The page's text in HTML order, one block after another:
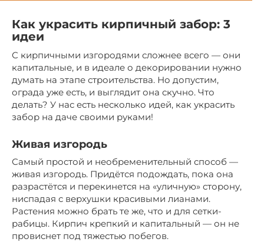
Как украсить кирпичный забор: 3
идеи
С кирпичными изгородями сложнее всего — они
капитальные, и в идеале о декорировании нужно
думать на этапе строительства. Но допустим,
ограда уже есть, и выглядит она скучно. Что
делать? У нас есть несколько идей, как украсить
забор на даче своими руками!
Живая изгородь
Самый простой и необременительный способ —
живая изгородь. Придётся подождать, пока она
разрастётся и перекинется на «уличную» сторону,
ниспадая с верхушки красивыми лианами.
Растения можно брать те же, что и для сетки-
рабицы. Кирпич крепкий и капитальный — он не
провиснет под тяжестью побегов.